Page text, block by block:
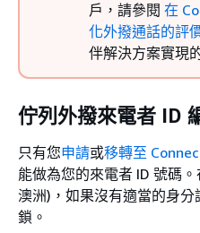
戶，請參閱 在
化外撥通話的評
伴解決方案實現
佇列外撥來電者 ID
只有您申請或移轉至
能做為您的來電者 ID 號碼
澳洲)，如果沒有適當的身
鎖。